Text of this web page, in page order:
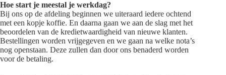
Hoe start je meestal je werkdag?
Bij ons op de afdeling beginnen we uiteraard iedere ochtend
met een kopje koffie. En daarna gaan we aan de slag met het
beoordelen van de kredietwaardigheid van nieuwe klanten.
Bestellingen worden vrijgegeven en we gaan na welke nota’s
nog openstaan. Deze zullen dan door ons benaderd worden
voor de betaling.